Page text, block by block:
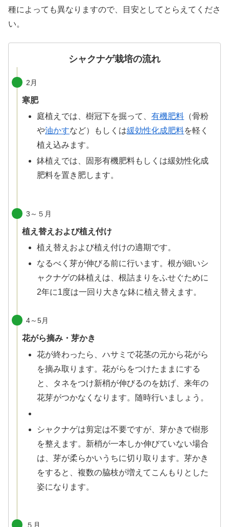
種によっても異なりますので、目安としてとらえてくださ
い。
シャクナゲ栽培の流れ
2月
寒肥
庭植えでは、樹冠下を掘って、有機肥料 （骨粉
や油かすなど）もしくは緩効性化成肥料を軽く
植え込みます。
鉢植えでは、固形有機肥料もしくは緩効性化成
肥料を置き肥します。
3～５月
植え替えおよび植え付け
植え替えおよび植え付けの適期です。
なるべく芽が伸びる前に行います。根が細いシ
ャクナゲの鉢植えは、根詰まりをふせぐために
2年に1度は一回り大きな鉢に植え替えます。
4～5月
花がら摘み・芽かき
花が終わったら、ハサミで花茎の元から花がら
を摘み取ります。花がらをつけたままにする
と、タネをつけ新梢が伸びるのを妨げ、来年の
花芽がつかなくなります。随時行いましょう。
シャクナゲは剪定は不要ですが、芽かきで樹形
を整えます。新梢が一本しか伸びていない場合
は、芽が柔らかいうちに切り取ります。芽かき
をすると、複数の脇枝が増えてこんもりとした
姿になります。
５月